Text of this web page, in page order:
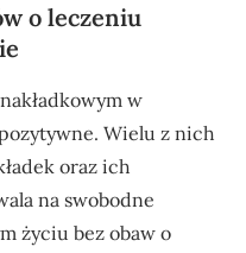
o leczeniu
w
Wielu z nich
oraz ich
na swobodne
życiu bez obaw o